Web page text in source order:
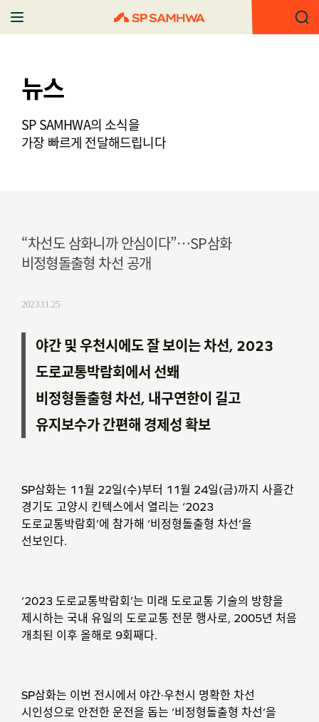
뉴스
SP SAMHWA의 소식을
가장 빠르게 전달해드립니다
“차선도 삼화니까 안심이다”…SP삼화
비정형돌출형 차선 공개
2023.11.25
야간 및 우천시에도 잘 보이는 차선, 2023
도로교통박람회에서 선봬
비정형돌출형 차선, 내구연한이 길고
유지보수가 간편해 경제성 확보
SP삼화는 11월 22일(수)부터 11월 24일(금)까지 사흘간
경기도 고양시 킨텍스에서 열리는 ‘2023
도로교통박람회’에 참가해 ‘비정형돌출형 차선’을
선보인다.
‘2023 도로교통박람회’는 미래 도로교통 기술의 방향을
제시하는 국내 유일의 도로교통 전문 행사로, 2005년 처음
개최된 이후 올해로 9회째다.
SP삼화는 이번 전시에서 야간·우천시 명확한 차선
시인성으로 안전한 운전을 돕는 ‘비정형돌출형 차선’을